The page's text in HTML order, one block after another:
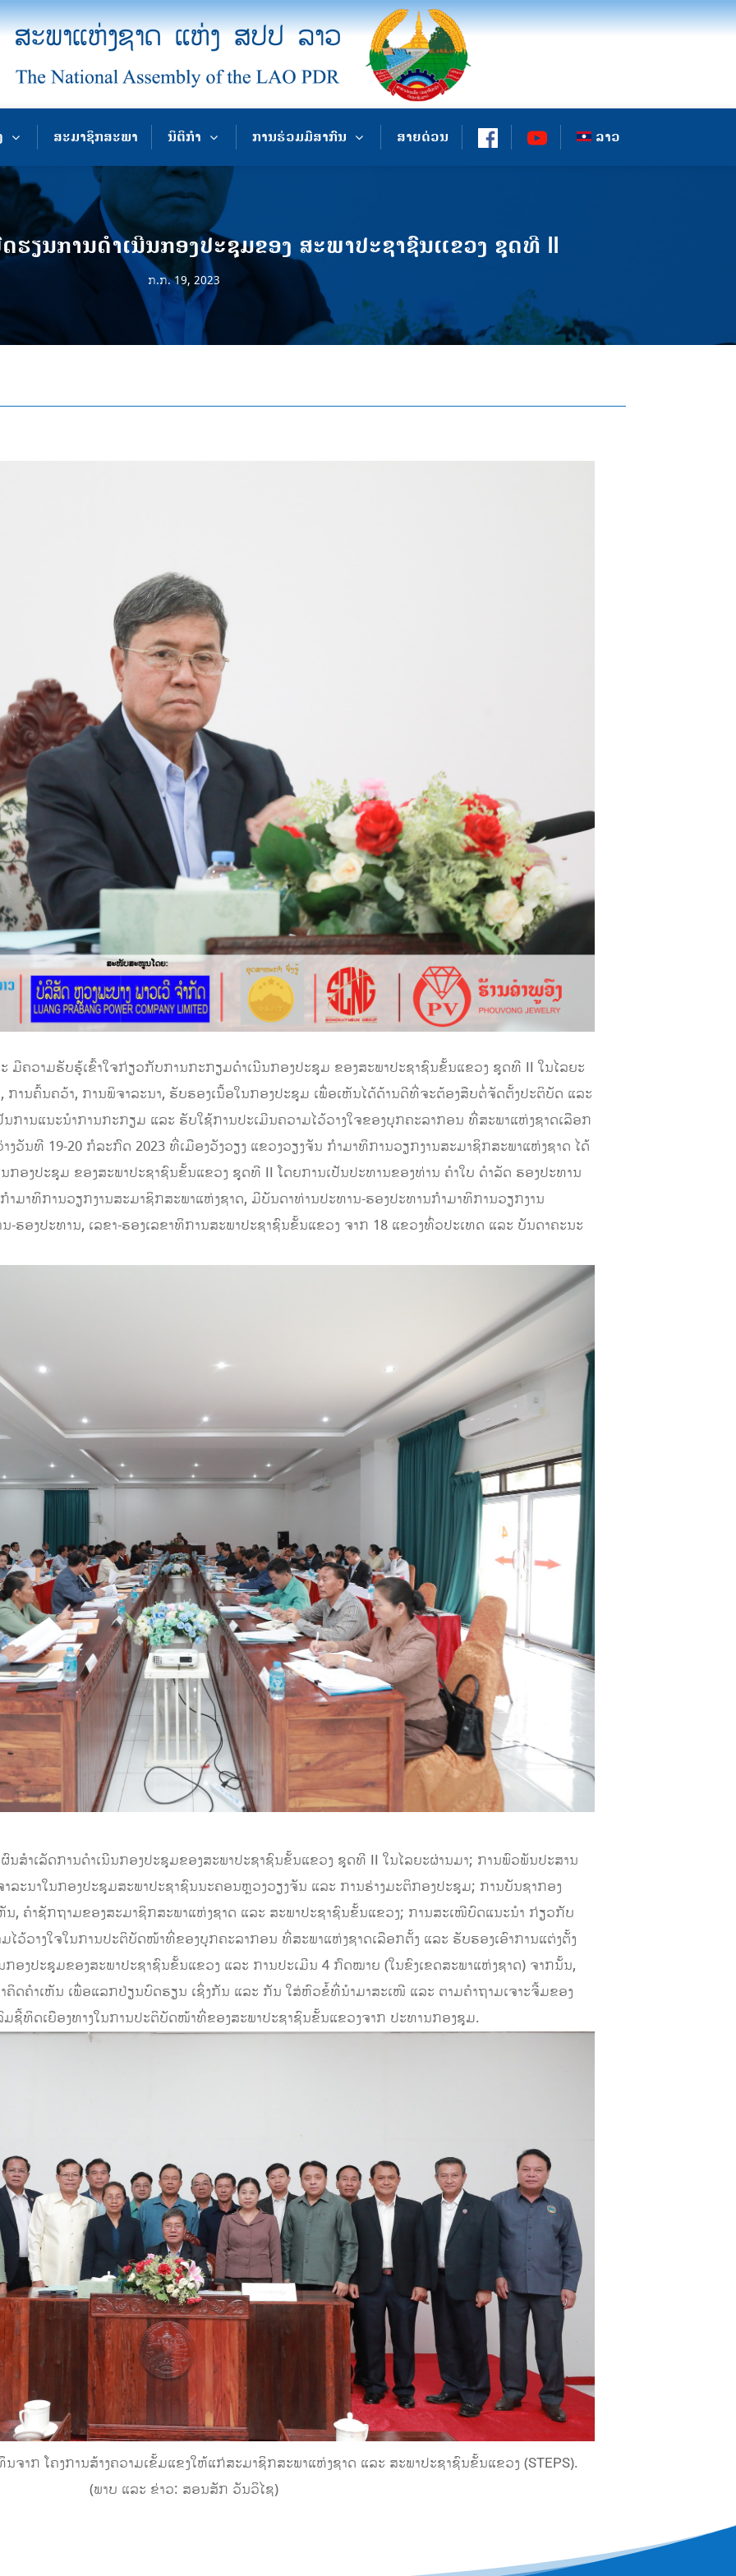
ສະມາຊິກສະພາ ນິຕິກຳ ການຮ່ວມມືສາກົນ ສາຍດ່ວນ ລາວ
ຮຽນການດໍາເນີນກອງປະຊຸມຂອງ ສະພາປະຊາຊົນແຂວງ ຊຸດທີ II
ກ.ກ. 19, 2023
ມີຄວາມຮັບຮູ້ເຂົ້າໃຈກ່ຽວກັບການກະກຽມດໍາເນີນກອງປະຊຸມ ຂອງສະພາປະຊາຊົນຂັ້ນແຂວງ ຊຸດທີ II ໃນໄລຍະ
ການຄົ້ນຄວ້າ, ການພິຈາລະນາ, ຮັບຮອງເນື້ອໃນກອງປະຊຸມ ເພື່ອເຫັນໄດ້ດ້ານດີທີ່ຈະຕ້ອງສືບຕໍ່ຈັດຕັ້ງປະຕິບັດ ແລະ
ນການແນະນໍາການກະກຽມ ແລະ ຮັບໃຊ້ການປະເມີນຄວາມໄວ້ວາງໃຈຂອງບຸກຄະລາກອນ ທີ່ສະພາແຫ່ງຊາດເລືອກ
ງວັນທີ 19-20 ກໍລະກົດ 2023 ທີ່ເມືອງວັງວຽງ ແຂວງວຽງຈັນ ກໍາມາທິການວຽກງານສະມາຊິກສະພາແຫ່ງຊາດ ໄດ້
ອງປະຊຸມ ຂອງສະພາປະຊາຊົນຂັ້ນແຂວງ ຊຸຸດທີ II ໂດຍການເປັນປະທານຂອງທ່ານ ຄໍາໃບ ດໍາລັດ ຮອງປະທານ
າມາທິການວຽກງານສະມາຊິກສະພາແຫ່ງຊາດ, ມີບັນດາທ່ານປະທານ-ຮອງປະທານກໍາມາທິການວຽກງານ
ຮອງປະທານ, ເລຂາ-ຮອງເລຂາທິການສະພາປະຊາຊົນຂັ້ນແຂວງ ຈາກ 18 ແຂວງທົ່ວປະເທດ ແລະ ບັນດາຄະນະ
ສໍາເລັດການດໍາເນີນກອງປະຊຸມຂອງສະພາປະຊາຊົນຂັ້ນແຂວງ ຊຸດທີ II ໃນໄລຍະຜ່ານມາ; ການພົວພັນປະສານ
າລະນາໃນກອງປະຊຸມສະພາປະຊາຊົນນະຄອນຫຼວງວຽງຈັນ ແລະ ການຮ່າງມະຕິກອງປະຊຸມ; ການບັນຊາກອງ
, ຄໍາຊັກຖາມຂອງສະມາຊິກສະພາແຫ່ງຊາດ ແລະ ສະພາປະຊາຊົນຂັ້ນແຂວງ; ການສະເໜີບົດແນະນໍາ ກ່ຽວກັບ
ໄວ້ວາງໃຈໃນການປະຕິບັດໜ້າທີ່ຂອງບຸກຄະລາກອນ ທີ່ສະພາແຫ່ງຊາດເລືອກຕັ້ງ ແລະ ຮັບຮອງເອົາການແຕ່ງຕັ້ງ
ອງປະຊຸມຂອງສະພາປະຊາຊົນຂັ້ນແຂວງ ແລະ ການປະເມີນ 4 ກົດໝາຍ (ໃນຂົງເຂດສະພາແຫ່ງຊາດ) ຈາກນັ້ນ,
ຄໍາເຫັນ ເພື່ອແລກປ່ຽນບົດຮຽນ ເຊິ່ງກັນ ແລະ ກັນ ໃສ່ຫົວຂໍ້ທີ່ນໍາມາສະເໜີ ແລະ ຕາມຄໍາຖາມເຈາະຈີ້ມຂອງ
ຊີ້ທິດເຍືອງທາງໃນການປະຕິບັດໜ້າທີ່ຂອງສະພາປະຊາຊົນຂັ້ນແຂວງຈາກ ປະທານກອງຊຸມ.
ກ ໂຄງການສ້າງຄວາມເຂັ້ມແຂງໃຫ້ແກ່ສະມາຊິກສະພາແຫ່ງຊາດ ແລະ ສະພາປະຊາຊົນຂັ້ນແຂວງ (STEPS).
(ພາບ ແລະ ຂ່າວ: ສອນສັກ ວັນວິໄຊ)